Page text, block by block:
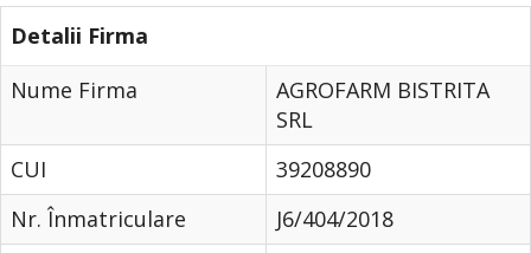
Detalii Firma
Nume Firma
AGROFARM BISTRITA
SRL
CUI
39208890
Nr. Înmatriculare
J6/404/2018